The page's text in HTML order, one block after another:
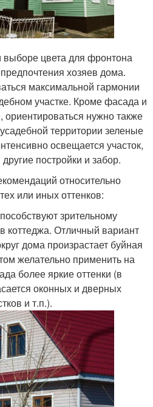
цвета для фронтона
хозяев дома.
максимальной гармонии
участке. Кроме фасада и
нужно также
территории зеленые
освещается участок,
постройки и забор.
относительно
или иных оттенков:
зрительному
коттеджа. Отличный вариант
дома произрастает буйная
желательно применить на
более яркие оттенки (в
оконных и дверных
и т.п.).